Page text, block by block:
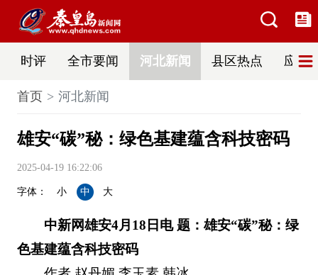
时评 全市要闻 河北新闻 县区热点 应急
首页 河北新闻
雄安“碳”秘：绿色基建蕴含科技密码
2025-04-19 16:22:06
字体： 小 中 大
中新网雄安4月18日电 题：雄安“碳”秘：绿
色基建蕴含科技密码